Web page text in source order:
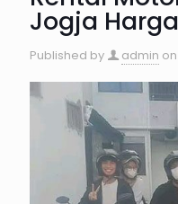
Jogja
Published by admin on